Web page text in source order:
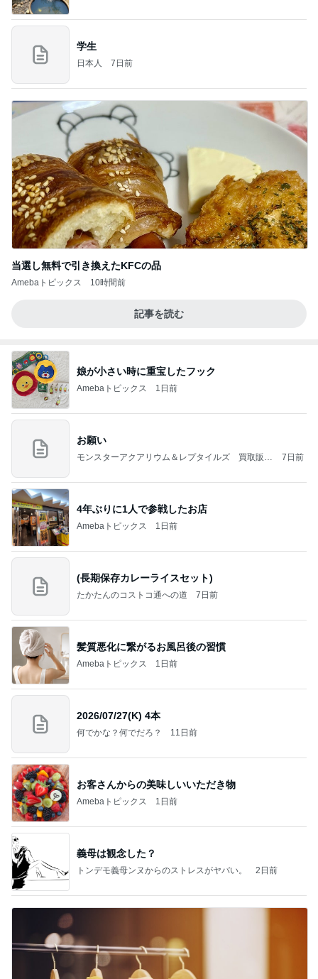
学生
日本人 7日前
当選し無料で引き換えたKFCの品
Amebaトピックス 10時間前
記事を読む
娘が小さい時に重宝したフック
Amebaトピックス 1日前
お願い
モンスターアクアリウム＆レプタイルズ 買取販売
7日前
4年ぶりに1人で参戦したお店
Amebaトピックス 1日前
(長期保存カレーライスセット)
たかたんのコストコ通への道 7日前
髪質悪化に繋がるお風呂後の習慣
Amebaトピックス 1日前
2026/07/27(K) 4本
何でかな？何でだろ？ 11日前
お客さんからの美味しいいただき物
Amebaトピックス 1日前
義母は観念した？
トンデモ義母ンヌからのストレスがヤバい。 2日前